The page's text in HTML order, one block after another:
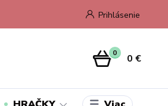
Prihlásenie
0 0 €